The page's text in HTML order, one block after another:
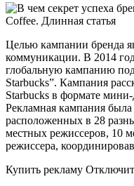
Целью кампании бренда
коммуникации. В 2014
глобальную кампанию
Starbucks”. Кампания
Starbucks в формате
Рекламная кампания была
расположенных в 28
местных режиссеров, 10
режиссера,
Купить рекламу